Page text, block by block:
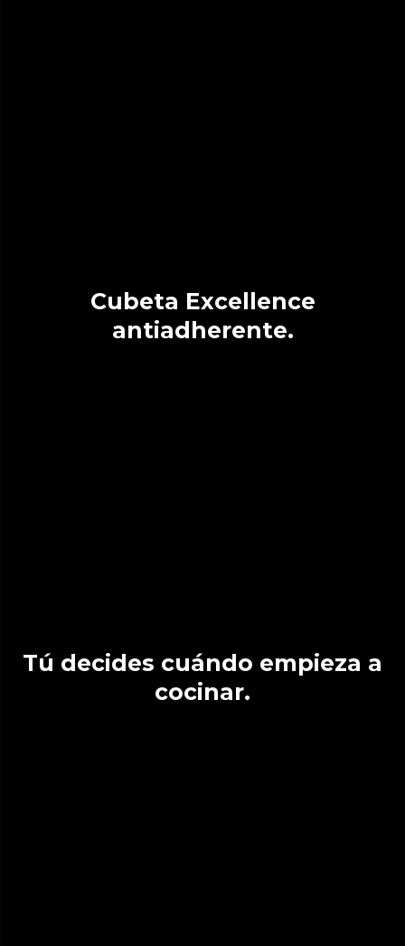
Cubeta Excellence
antiadherente.
Tú decides cuándo empieza a
cocinar.